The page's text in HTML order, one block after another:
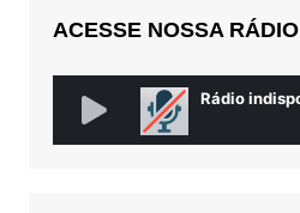
ACESSE NOSSA RÁDIO